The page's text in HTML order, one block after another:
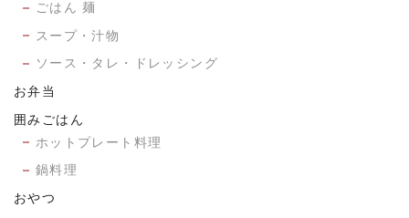
ごはん 麺
スープ・汁物
ソース・タレ・ドレッシング
お弁当
囲みごはん
ホットプレート料理
鍋料理
おやつ